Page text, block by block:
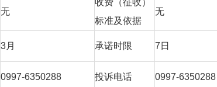
无
收费（征收）
标准及依据
无
3月 承诺时限 7日
0997-6350288 投诉电话 0997-6350288